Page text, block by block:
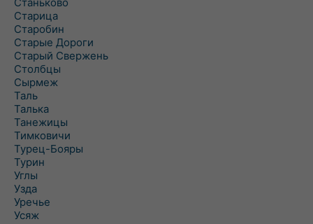
Старица
Старобин
Старые Дороги
Старый Свержень
Столбцы
Сырмеж
Таль
Талька
Танежицы
Тимковичи
Турец-Бояры
Турин
Углы
Узда
Уречье
Усяж